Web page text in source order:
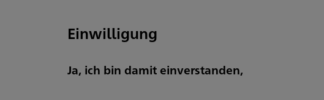
Einwilligung
Ja, ich bin damit einverstanden,